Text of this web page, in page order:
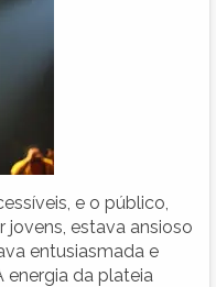
e o público,
estava ansioso
entusiasmada e
energia da plateia